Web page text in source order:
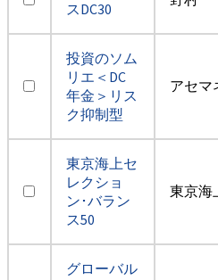
スDC30
投資のソム
リエ＜DC
年金＞リス
ク抑制型
アセマ
東京海上セ
レクショ
ン･バラン
ス50
東京海
グローバル